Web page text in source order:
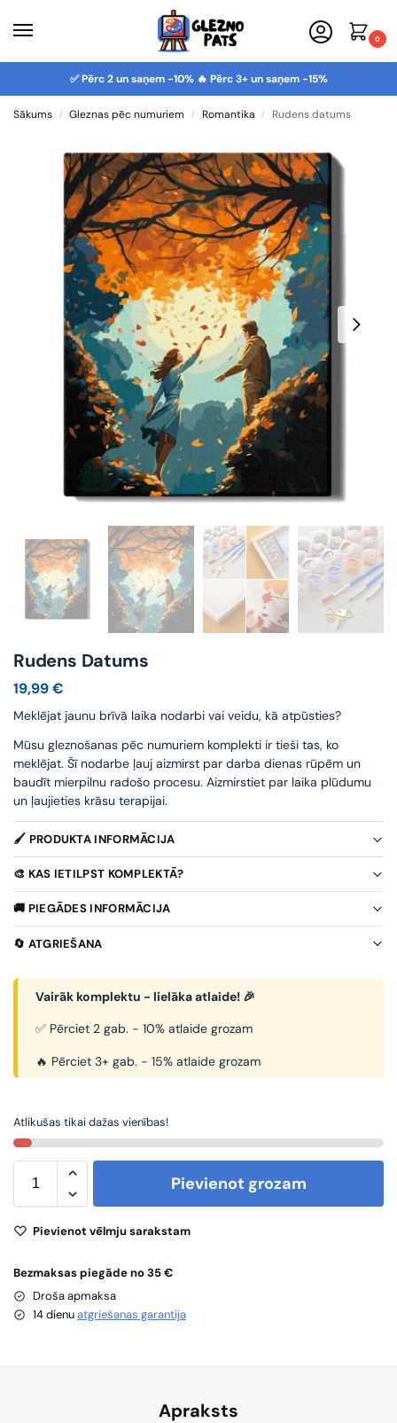
0
✅ Pērc 2 un saņem -10% 🔥 Pērc 3+ un saņem -15%
Sākums / Gleznas pēc numuriem / Romantika / Rudens datums
Rudens Datums
19,99€
Meklējat jaunu brīvā laika nodarbi vai veidu, kā atpūsties?
Mūsu gleznošanas pēc numuriem komplekti ir tieši tas, ko
meklējat. Šī nodarbe ļauj aizmirst par darba dienas rūpēm un
baudīt mierpilnu radošo procesu. Aizmirstiet par laika plūdumu
un ļaujieties krāsu terapijai.
🖌️ PRODUKTA INFORMĀCIJA
🎨 KAS IETILPST KOMPLEKTĀ?
🚚 PIEGĀDES INFORMĀCIJA
🔄 ATGRIEŠANA
Vairāk komplektu - lielāka atlaide! 🎉
✅ Pērciet 2 gab. - 10% atlaide grozam
🔥 Pērciet 3+ gab. - 15% atlaide grozam
Atlikušas tikai dažas vienības!
Pievienot grozam
Pievienot vēlmju sarakstam
Bezmaksas piegāde no 35 €
Droša apmaksa
14 dienuatgriešanas garantija
Apraksts